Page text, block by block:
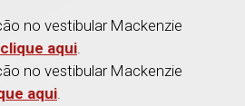
no vestibular Mackenzie
clique aqui.
no vestibular Mackenzie
aqui.